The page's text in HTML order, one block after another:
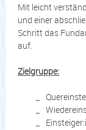
Mit leicht
und einer
Schritt das
auf.
Zielgruppe: